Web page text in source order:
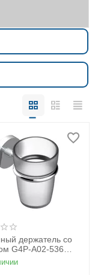
держатель со
G4P-A02-536